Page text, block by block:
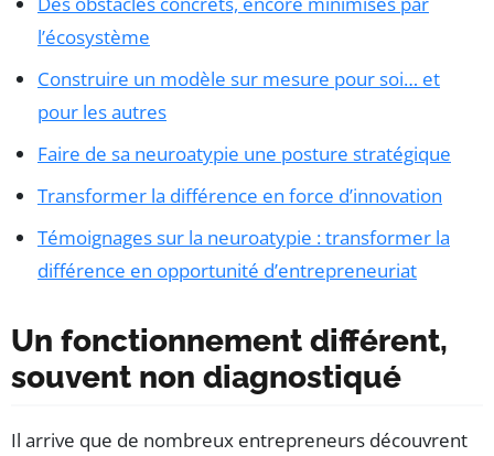
l’écosystème
Construire un modèle sur mesure pour soi… et
pour les autres
Faire de sa neuroatypie une posture stratégique
Transformer la différence en force d’innovation
Témoignages sur la neuroatypie : transformer la
différence en opportunité d’entrepreneuriat
Un fonctionnement différent,
souvent non diagnostiqué
Il arrive que de nombreux entrepreneurs découvrent